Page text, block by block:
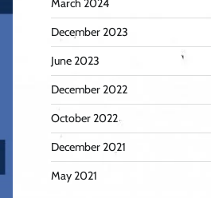
March 2024
December 2023
June 2023
December 2022
October 2022
December 2021
May 2021